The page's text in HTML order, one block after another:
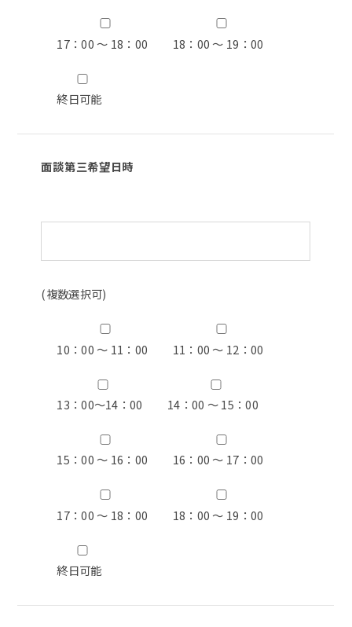
17：00 ～ 18：00 18：00 ～ 19：00
終日可能
面談第三希望日時
(複数選択可)
10：00 ～ 11：00 11：00 ～ 12：00
13：00〜14：00 14：00 ～ 15：00
15：00 ～ 16：00 16：00 ～ 17：00
17：00 ～ 18：00 18：00 ～ 19：00
終日可能